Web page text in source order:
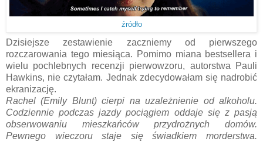
źródło
Dzisiejsze zestawienie zaczniemy od pierwszego
rozczarowania tego miesiąca. Pomimo miana bestsellera i
wielu pochlebnych recenzji pierwowzoru, autorstwa Pauli
Hawkins, nie czytałam. Jednak zdecydowałam się nadrobić
ekranizację.
Rachel (Emily Blunt) cierpi na uzależnienie od alkoholu.
Codziennie podczas jazdy pociągiem oddaje się z pasją
obserwowaniu mieszkańców przydrożnych domów.
Pewnego wieczoru staje się świadkiem morderstwa.